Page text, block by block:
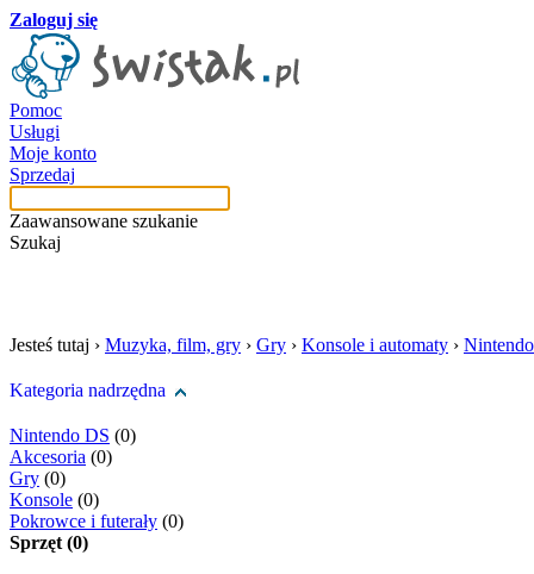
Zaloguj się
Pomoc
Usługi
Moje konto
Sprzedaj
Zaawansowane szukanie
Szukaj
Jesteś tutaj › Muzyka, film, gry › Gry › Konsole i automaty ›
Kategoria nadrzędna
Nintendo DS (0)
Akcesoria (0)
Gry (0)
Konsole (0)
Pokrowce i futerały (0)
Sprzęt (0)